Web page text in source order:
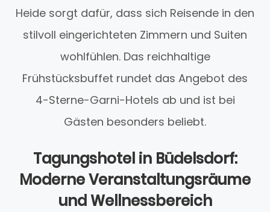
Heide sorgt dafür, dass sich Reisende in den
stilvoll eingerichteten Zimmern und Suiten
wohlfühlen. Das reichhaltige
Frühstücksbuffet rundet das Angebot des
4-Sterne-Garni-Hotels ab und ist bei
Gästen besonders beliebt.
Tagungshotel in Büdelsdorf:
Moderne Veranstaltungsräume
und Wellnessbereich